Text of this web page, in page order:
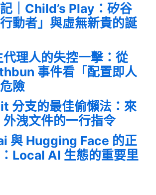
｜Child’s Play：矽谷
行動者」與虛無新貴的誕
理人的失控一擊：從
事件看「配置即人
險
分支的最佳偷懶法：來
外洩文件的一行指令
與 Hugging Face 的正
Local AI 生態的重要里